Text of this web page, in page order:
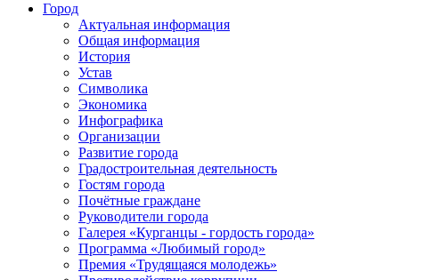
Город
Актуальная информация
Общая информация
История
Устав
Символика
Экономика
Инфографика
Организации
Развитие города
Градостроительная деятельность
Гостям города
Почётные граждане
Руководители города
Галерея «Курганцы - гордость города»
Программа «Любимый город»
Премия «Трудящаяся молодежь»